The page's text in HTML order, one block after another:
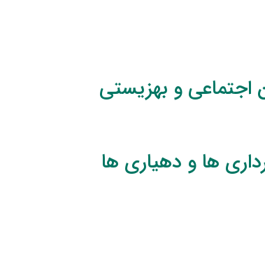
اجتماعی و بهزیستی
ها و دهیاری ها